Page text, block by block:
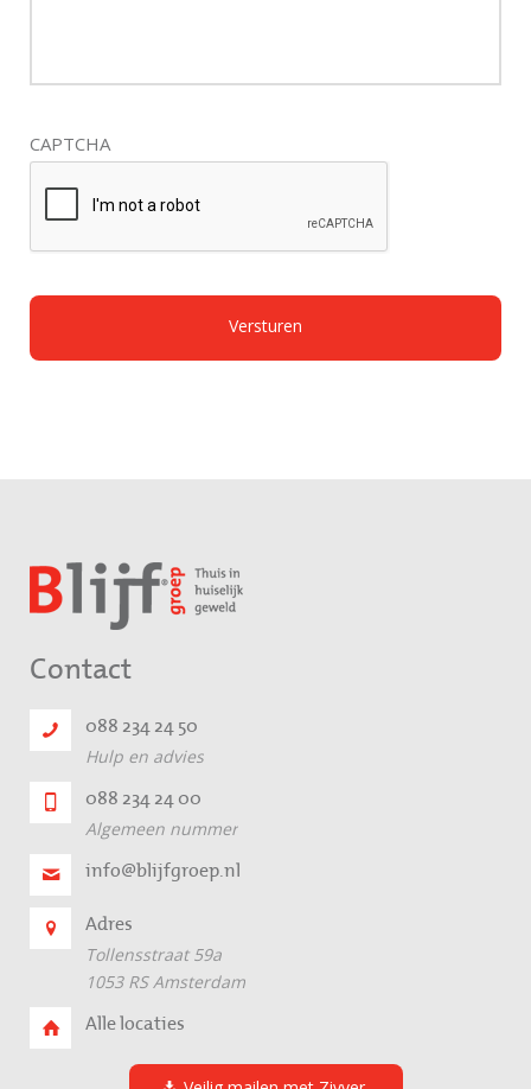
CAPTCHA
Contact
088 234 24 50
Hulp en advies
088 234 24 00
Algemeen nummer
info@blijfgroep.nl
Adres
Tollensstraat 59a
1053 RS Amsterdam
Alle locaties